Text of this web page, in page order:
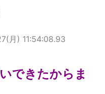
月) 11:54:08.93
できたからま